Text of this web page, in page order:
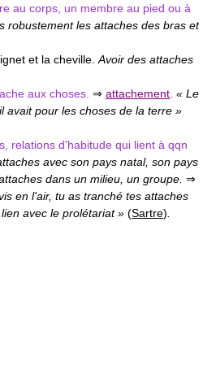
au corps, un membre au pied ou à
robustement les attaches des bras et
et la cheville. Avoir des attaches
aux choses. ⇒ attachement « Le
avait pour les choses de la terre »
relations d'habitude qui lient à qqn
avec son pays natal, son pays
dans un milieu, un groupe. ⇒
en l'air, tu as tranché tes attaches
avec le prolétariat » (Sartre)